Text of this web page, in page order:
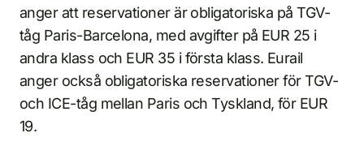
anger att reservationer är obligatoriska på TGV-
tåg Paris-Barcelona, med avgifter på EUR 25 i
andra klass och EUR 35 i första klass. Eurail
anger också obligatoriska reservationer för TGV-
och ICE-tåg mellan Paris och Tyskland, för EUR
19.